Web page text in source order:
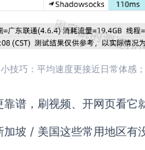
技巧：平均速度更接近日常体感
谱，刷视频、开网页看它
坡 / 美国这些常用地区有没